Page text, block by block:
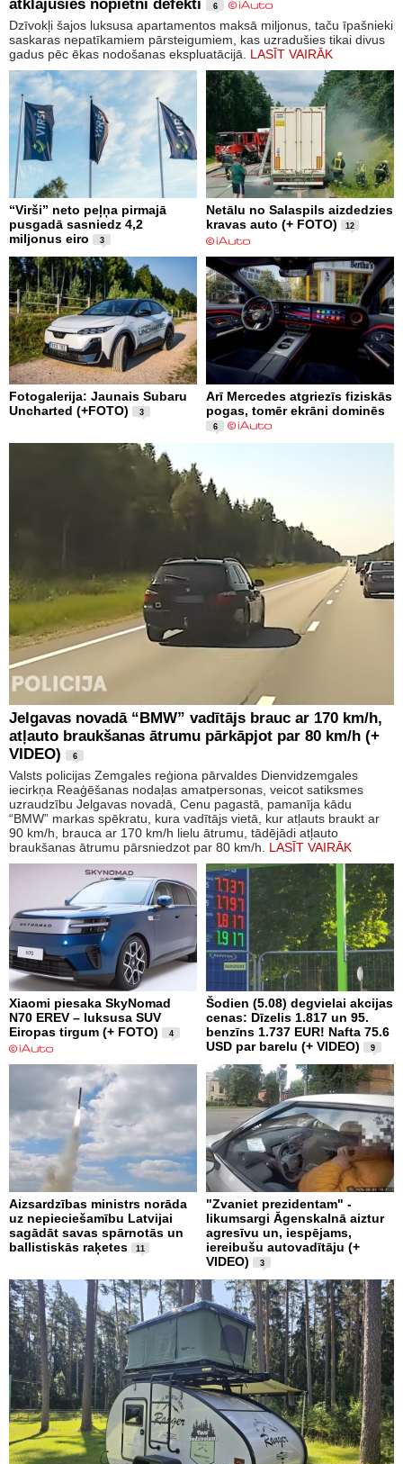
atklājušies nopietni defekti 6
Dzīvokļi šajos luksusa apartamentos maksā miljonus, taču īpašnieki
saskaras nepatīkamiem pārsteigumiem, kas uzradušies tikai divus
gadus pēc ēkas nodošanas ekspluatācijā. LASĪT VAIRĀK
“Virši” neto peļņa pirmajā
pusgadā sasniedz 4,2
miljonus eiro
3
Netālu no Salaspils aizdedzies
kravas auto (+ FOTO)
12
Fotogalerija: Jaunais Subaru
Uncharted (+FOTO)
3
Arī Mercedes atgriezīs fiziskās
pogas, tomēr ekrāni dominēs
6
Jelgavas novadā “BMW” vadītājs brauc ar 170 km/h,
atļauto braukšanas ātrumu pārkāpjot par 80 km/h (+
VIDEO)
6
Valsts policijas Zemgales reģiona pārvaldes Dienvidzemgales
iecirkņa Reaģēšanas nodaļas amatpersonas, veicot satiksmes
uzraudzību Jelgavas novadā, Cenu pagastā, pamanīja kādu
“BMW” markas spēkratu, kura vadītājs vietā, kur atļauts braukt ar
90 km/h, brauca ar 170 km/h lielu ātrumu, tādējādi atļauto
braukšanas ātrumu pārsniedzot par 80 km/h. LASĪT VAIRĀK
Xiaomi piesaka SkyNomad
N70 EREV – luksusa SUV
Eiropas tirgum (+ FOTO)
4
Šodien (5.08) degvielai akcijas
cenas: Dīzelis 1.817 un 95.
benzīns 1.737 EUR! Nafta 75.6
USD par barelu (+ VIDEO)
9
Aizsardzības ministrs norāda
uz nepieciešamību Latvijai
sagādāt savas spārnotās un
ballistiskās raķetes
11
"Zvaniet prezidentam" -
likumsargi Āgenskalnā aiztur
agresīvu un, iespējams,
iereibušu autovadītāju (+
VIDEO)
3